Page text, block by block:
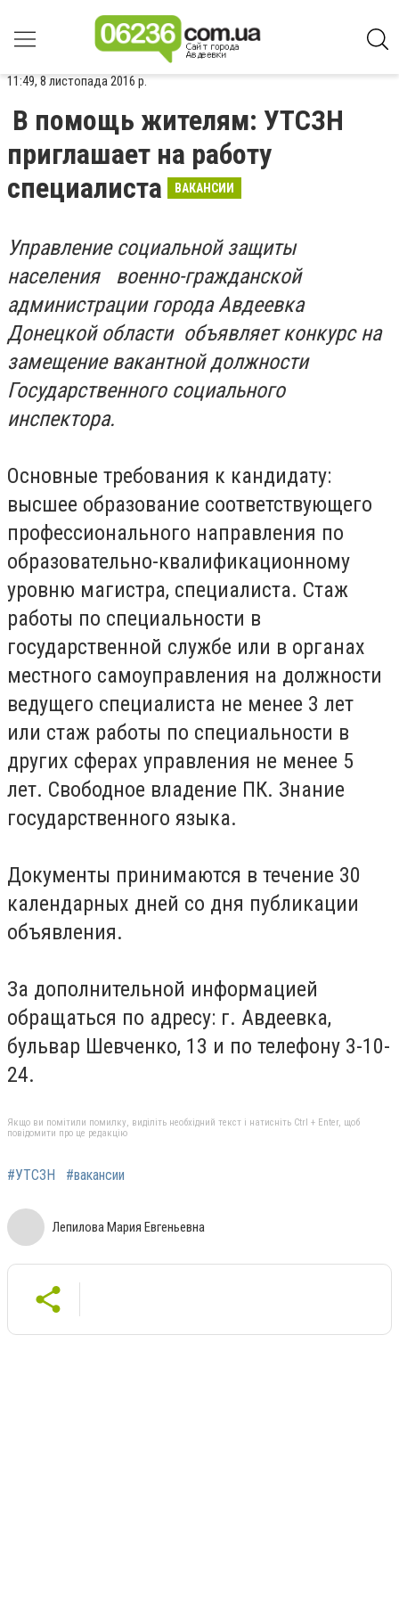
11:49, 8 листопада 2016 р.
В помощь жителям: УТСЗН
приглашает на работу
специалиста
ВАКАНСИИ
Управление социальной защиты
населения
военно-гражданской
администрации города Авдеевка
Донецкой области объявляет конкурс на
замещение вакантной должности
Государственного социального
инспектора.
Основные требования к кандидату:
высшее образование соответствующего
профессионального направления по
образовательно-квалификационному
уровню магистра, специалиста. Стаж
работы по специальности в
государственной службе или в органах
местного самоуправления на должности
ведущего специалиста не менее 3 лет
или стаж работы по специальности в
других сферах управления не менее 5
лет. Свободное владение ПК. Знание
государственного языка.
Документы принимаются в течение 30
календарных дней со дня публикации
объявления.
За дополнительной информацией
обращаться по адресу: г. Авдеевка,
бульвар Шевченко, 13 и по телефону 3-10-
24.
Якщо ви помітили помилку, виділіть необхідний текст і натисніть Ctrl + Enter, щоб
повідомити про це редакцію
#УТСЗН #вакансии
Лепилова Мария Евгеньевна